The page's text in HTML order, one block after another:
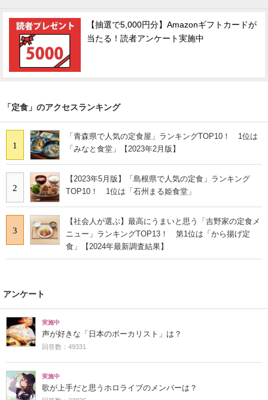
【抽選で5,000円分】Amazonギフトカードが
当たる！読者アンケート実施中
「定食」のアクセスランキング
1
「青森県で人気の定食屋」ランキングTOP10！ 1位は
「みなと食堂」【2023年2月版】
2
【2023年5月版】「島根県で人気の定食」ランキング
TOP10！ 1位は「石州まる姫食堂」
3
【社会人が選ぶ】最高にうまいと思う「吉野家の定食メ
ニュー」ランキングTOP13！ 第1位は「から揚げ定
食」【2024年最新調査結果】
アンケート
実施中
声が好きな「日本のボーカリスト」は？
回答数：49331
実施中
歌が上手だと思うホロライブのメンバーは？